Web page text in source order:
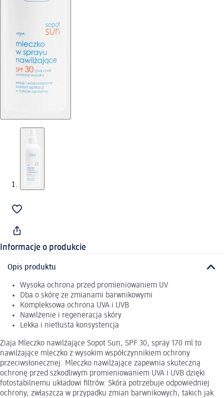
Informacje o produkcie
Opis produktu
Wysoka ochrona przed promieniowaniem UV
Dba o skórę ze zmianami barwnikowymi
Kompleksowa ochrona UVA i UVB
Nawilżenie i regeneracja skóry
Lekka i nietłusta konsystencja
Ziaja Mleczko nawilżające Sopot Sun, SPF 30, spray 170 ml to
nawilżające mleczko z wysokim współczynnikiem ochrony
przeciwsłonecznej. Mleczko nawilżające zapewnia skuteczną
ochronę przed szkodliwym promieniowaniem UVA i UVB dzięki
fotostabilnemu układowi filtrów. Skóra potrzebuje odpowiedniej
ochrony, zwłaszcza w przypadku zmian barwnikowych, takich jak